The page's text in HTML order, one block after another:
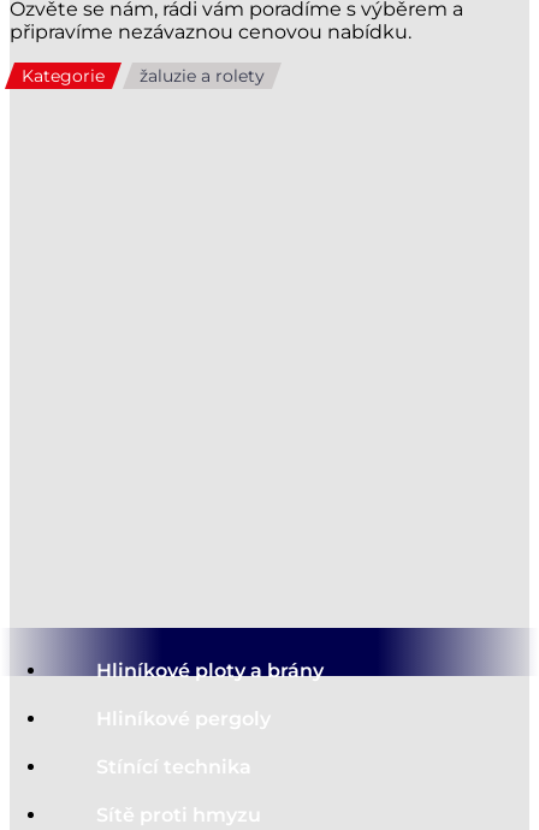
Hliníkové ploty a brány
Hliníkové pergoly
Stínící technika
Sítě proti hmyzu
Ozvěte se nám, rádi vám poradíme s výběrem a
připravíme nezávaznou cenovou nabídku.
Kategorie žaluzie a rolety